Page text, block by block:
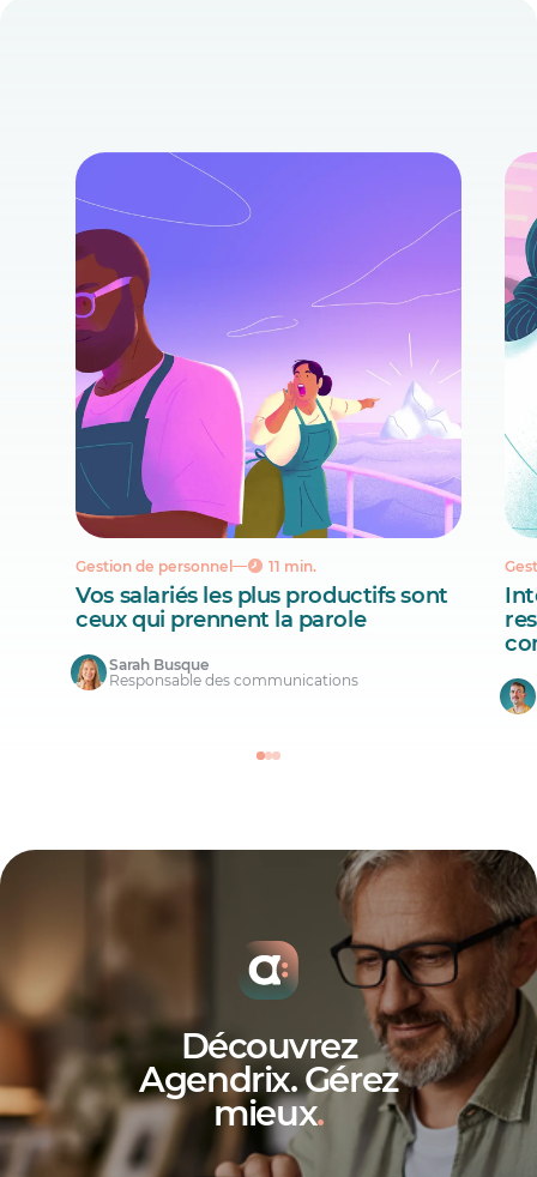
Gestion de personnel 11 min.
Vos salariés les plus productifs sont
ceux qui prennent la parole
Sarah Busque
Responsable des communications
Découvrez
Agendrix. Gérez
mieux.